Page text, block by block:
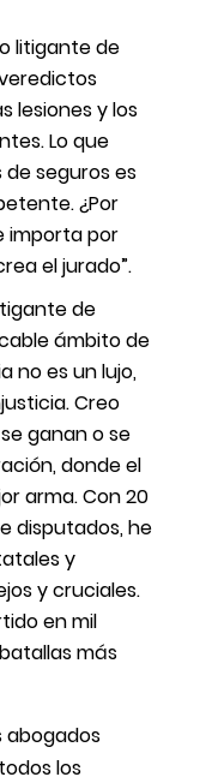
litigante de
lesiones y los
Lo que
seguros es
¿Por
importa por
el jurado”.
de
ámbito de
no es un lujo,
Creo
ganan o se
donde el
arma. Con 20
disputados, he
y
y cruciales.
en mil
más
abogados
los